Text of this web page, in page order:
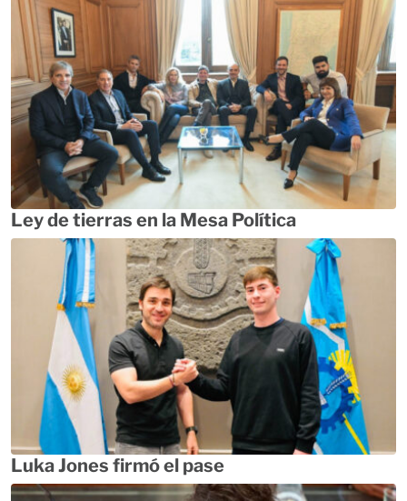
Ley de tierras en la Mesa Política
Luka Jones firmó el pase